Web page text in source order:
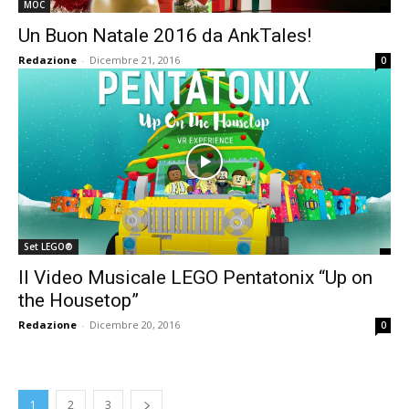
MOC
Un Buon Natale 2016 da AnkTales!
Redazione - Dicembre 21, 2016 0
Set LEGO®
Il Video Musicale LEGO Pentatonix “Up on
the Housetop”
Redazione - Dicembre 20, 2016 0
1 2 3